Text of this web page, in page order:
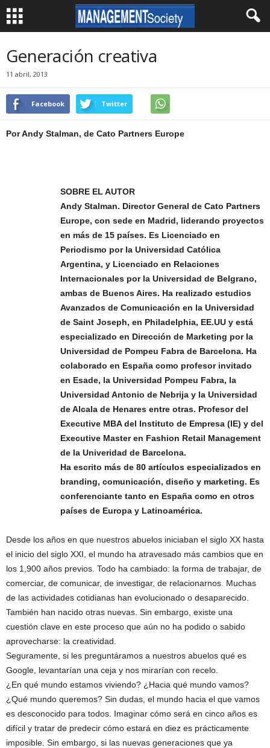
Generación creativa
11 abril, 2013
Facebook Twitter
Por Andy Stalman, de Cato Partners Europe
SOBRE EL AUTOR
Andy Stalman. Director General de Cato Partners
Europe, con sede en Madrid, liderando proyectos
en más de 15 países. Es Licenciado en
Periodismo por la Universidad Católica
Argentina, y Licenciado en Relaciones
Internacionales por la Universidad de Belgrano,
ambas de Buenos Aires. Ha realizado estudios
Avanzados de Comunicación en la Universidad
de Saint Joseph, en Philadelphia, EE.UU y está
especializado en Dirección de Marketing por la
Universidad de Pompeu Fabra de Barcelona. Ha
colaborado en España como profesor invitado
en Esade, la Universidad Pompeu Fabra, la
Universidad Antonio de Nebrija y la Universidad
de Alcala de Henares entre otras. Profesor del
Executive MBA del Instituto de Empresa (IE) y del
Executive Master en Fashion Retail Management
de la Univeridad de Barcelona.
Ha escrito más de 80 artículos especializados en
branding, comunicación, diseño y marketing. Es
conferenciante tanto en España como en otros
países de Europa y Latinoamérica.
Desde los años en que nuestros abuelos iniciaban el siglo XX hasta
el inicio del siglo XXI, el mundo ha atravesado más cambios que en
los 1,900 años previos. Todo ha cambiado: la forma de trabajar, de
comerciar, de comunicar, de investigar, de relacionarnos. Muchas
de las actividades cotidianas han evolucionado o desaparecido.
También han nacido otras nuevas. Sin embargo, existe una
cuestión clave en este proceso que aún no ha podido o sabido
aprovecharse: la creatividad.
Seguramente, si les preguntáramos a nuestros abuelos qué es
Google, levantarían una ceja y nos mirarían con recelo.
¿En qué mundo estamos viviendo? ¿Hacia qué mundo vamos?
¿Qué mundo queremos? Sin dudas, el mundo hacia el que vamos
es desconocido para todos. Imaginar cómo será en cinco años es
difícil y tratar de predecir cómo estará en diez es prácticamente
imposible. Sin embargo, si las nuevas generaciones que ya